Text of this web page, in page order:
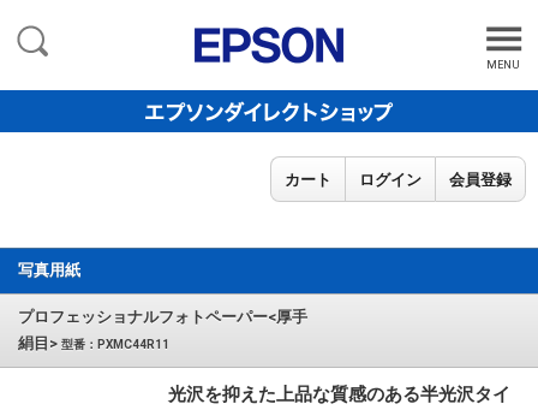
MENU
カート ログイン 会員登録
写真用紙
プロフェッショナルフォトペーパー<厚手
絹目> 型番：PXMC44R11
光沢を抑えた上品な質感のある半光沢タイ